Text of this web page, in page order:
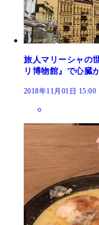
旅人マリーシャの
リ博物館』で心臓
2018年11月01日 15:00